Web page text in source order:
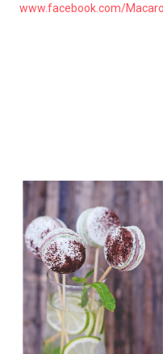
www.facebook.com/